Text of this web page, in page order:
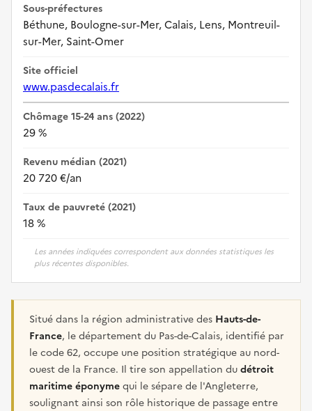
Sous-préfectures
Béthune, Boulogne-sur-Mer, Calais, Lens, Montreuil-
sur-Mer, Saint-Omer
Site officiel
www.pasdecalais.fr
Chômage 15-24 ans (2022)
29 %
Revenu médian (2021)
20 720 €/an
Taux de pauvreté (2021)
18 %
Les années indiquées correspondent aux données statistiques les
plus récentes disponibles.
Situé dans la région administrative des Hauts-de-
France, le département du Pas-de-Calais, identifié par
le code 62, occupe une position stratégique au nord-
ouest de la France. Il tire son appellation dudétroit
maritime éponymequi le sépare de l'Angleterre,
soulignant ainsi son rôle historique de passage entre